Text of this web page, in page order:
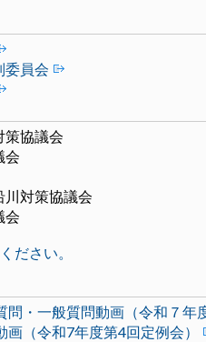
委員会
策協議会
会
川対策協議会
会
ださい。
問・一般質問動画（令和７年
画（令和7年度第4回定例会）